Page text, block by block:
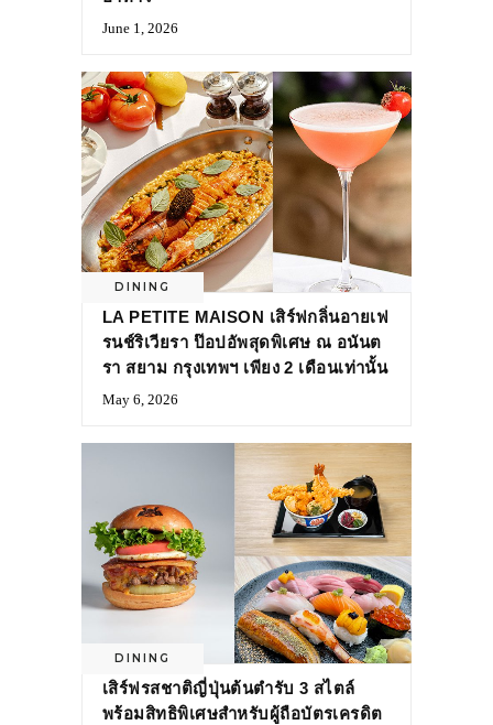
June 1, 2026
DINING
LA PETITE MAISON เสิร์ฟกลิ่นอายเฟ
รนช์ริเวียรา ป๊อปอัพสุดพิเศษ ณ อนันต
รา สยาม กรุงเทพฯ เพียง 2 เดือนเท่านั้น
May 6, 2026
DINING
เสิร์ฟรสชาติญี่ปุ่นต้นตำรับ 3 สไตล์
พร้อมสิทธิพิเศษสำหรับผู้ถือบัตรเครดิต